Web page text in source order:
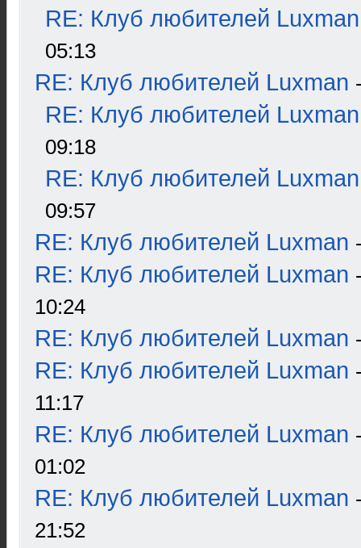
RE: Клуб любителей Luxman
05:13
RE: Клуб любителей Luxman
RE: Клуб любителей Luxman
09:18
RE: Клуб любителей Luxman
09:57
RE: Клуб любителей Luxman
RE: Клуб любителей Luxman
10:24
RE: Клуб любителей Luxman
RE: Клуб любителей Luxman
11:17
RE: Клуб любителей Luxman
01:02
RE: Клуб любителей Luxman
21:52